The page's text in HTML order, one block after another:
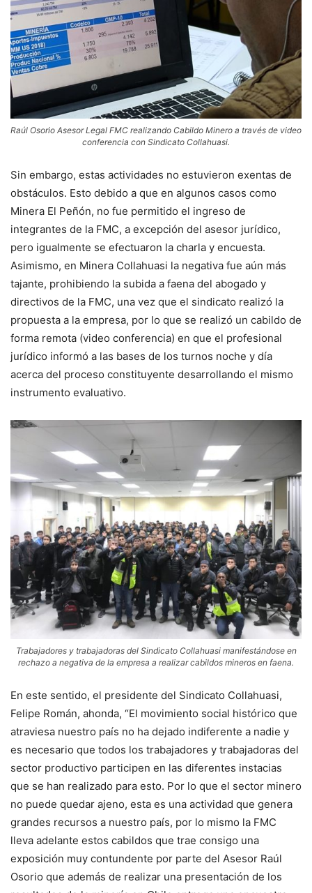
Raúl Osorio Asesor Legal FMC realizando Cabildo Minero a través de video
conferencia con Sindicato Collahuasi.
Sin embargo, estas actividades no estuvieron exentas de
obstáculos. Esto debido a que en algunos casos como
Minera El Peñón, no fue permitido el ingreso de
integrantes de la FMC, a excepción del asesor jurídico,
pero igualmente se efectuaron la charla y encuesta.
Asimismo, en Minera Collahuasi la negativa fue aún más
tajante, prohibiendo la subida a faena del abogado y
directivos de la FMC, una vez que el sindicato realizó la
propuesta a la empresa, por lo que se realizó un cabildo de
forma remota (video conferencia) en que el profesional
jurídico informó a las bases de los turnos noche y día
acerca del proceso constituyente desarrollando el mismo
instrumento evaluativo.
Trabajadores y trabajadoras del Sindicato Collahuasi manifestándose en
rechazo a negativa de la empresa a realizar cabildos mineros en faena.
En este sentido, el presidente del Sindicato Collahuasi,
Felipe Román, ahonda, “El movimiento social histórico que
atraviesa nuestro país no ha dejado indiferente a nadie y
es necesario que todos los trabajadores y trabajadoras del
sector productivo participen en las diferentes instacias
que se han realizado para esto. Por lo que el sector minero
no puede quedar ajeno, esta es una actividad que genera
grandes recursos a nuestro país, por lo mismo la FMC
lleva adelante estos cabildos que trae consigo una
exposición muy contundente por parte del Asesor Raúl
Osorio que además de realizar una presentación de los